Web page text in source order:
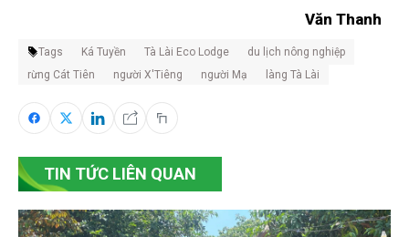
Văn Thanh
Tags Ká Tuyền Tà Lài Eco Lodge
du lịch nông nghiệp
rừng Cát Tiên
người X'Tiêng người Mạ làng Tà Lài
TIN TỨC LIÊN QUAN